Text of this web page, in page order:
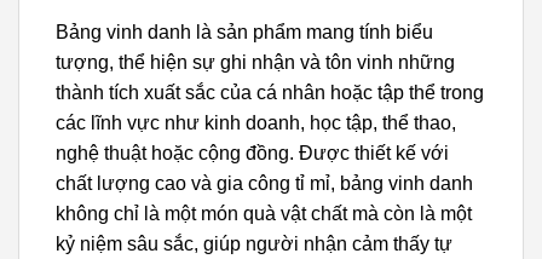
Bảng vinh danh là sản phẩm mang tính biểu
tượng, thể hiện sự ghi nhận và tôn vinh những
thành tích xuất sắc của cá nhân hoặc tập thể trong
các lĩnh vực như kinh doanh, học tập, thể thao,
nghệ thuật hoặc cộng đồng. Được thiết kế với
chất lượng cao và gia công tỉ mỉ, bảng vinh danh
không chỉ là một món quà vật chất mà còn là một
kỷ niệm sâu sắc, giúp người nhận cảm thấy tự